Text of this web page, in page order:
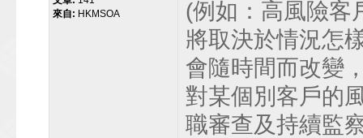
來自: HKMSOA
(例如：高風險客
將取決於情況怎
會隨時間而改變
對某個別客戶的
職審查及持續監